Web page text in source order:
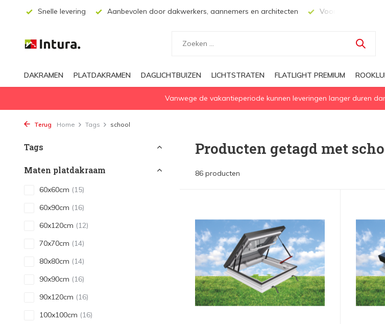
Aanbevolen door dakwerkers, aannemers en architecten Voor elke geïsoleerd daglichtoplossing
DAKRAMEN PLATDAKRAMEN DAGLICHTBUIZEN LICHTSTRATEN FLATLIGHT PREMIUM
Vanwege de vakantieperiode kunnen leveringen langer duren
Terug Home Tags school
Tags
Maten platdakraam
60x60cm (15)
60x90cm (16)
60x120cm (12)
70x70cm (14)
80x80cm (14)
90x90cm (16)
90x120cm (16)
100x100cm (16)
Producten getagd met
86 producten